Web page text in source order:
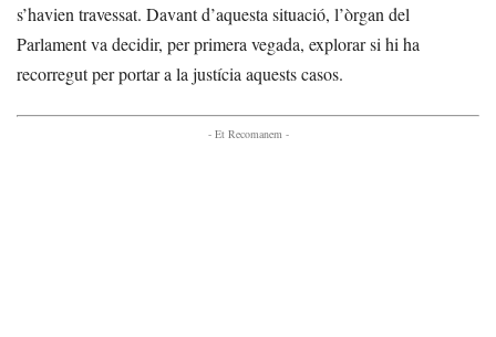
s’havien travessat. Davant d’aquesta situació, l’òrgan del
Parlament va decidir, per primera vegada, explorar si hi ha
recorregut per portar a la justícia aquests casos.
- Et Recomanem -